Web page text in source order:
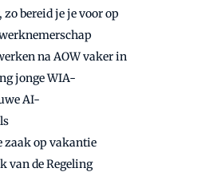
bereid je je voor op
na AOW vaker in
jonge WIA-
AI-
zaak op vakantie
van de Regeling